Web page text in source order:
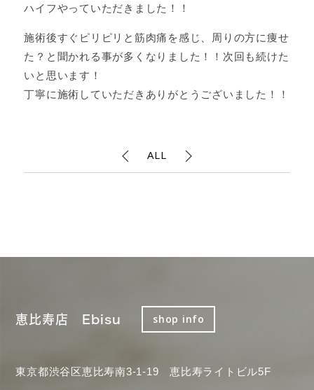
ハイフやっていただきました！！
施術後すぐピリピリと筋肉痛を感じ、周りの方に痩せ
た？と聞かれる事が多くなりました！！次回も続けた
いと思います！
丁寧に施術していただきありがとうございました！！
ALL
恵比寿店 Ebisu shop info
東京都渋谷区恵比寿南3-1-19 恵比寿ライトビル5F